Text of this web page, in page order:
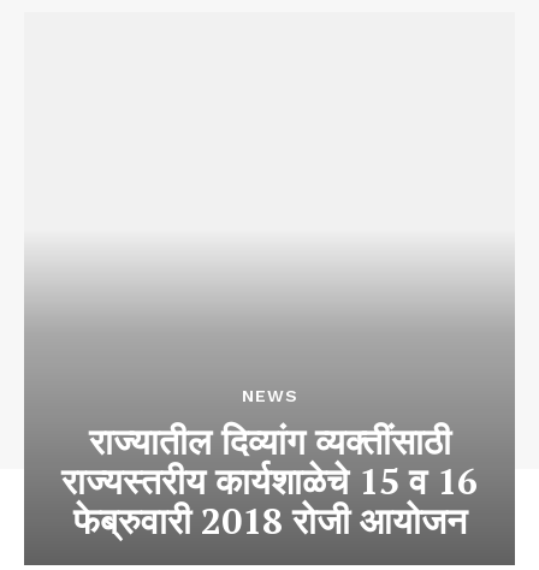
NEWS
राज्यातील दिव्यांग व्यक्तींसाठी
राज्यस्तरीय कार्यशाळेचे 15 व 16
फेब्रुवारी 2018 रोजी आयोजन